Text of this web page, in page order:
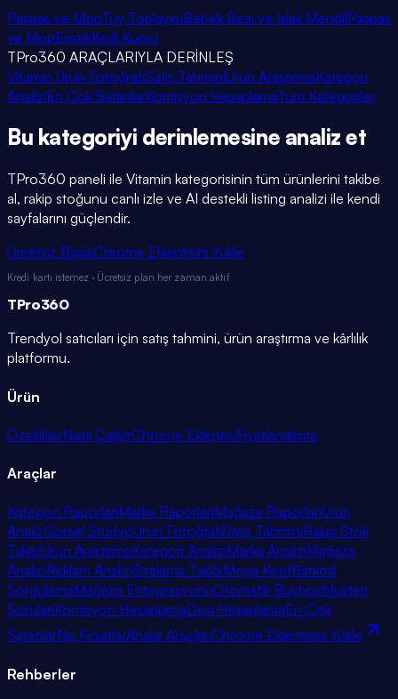
Paspas ve MopTüy ToplayıcıBebek Bezi ve Islak MendilPaspas
ve MopEmzikKedi Kumu
TPro360 ARAÇLARIYLA DERİNLEŞ
Vitamin Ürün FotoğrafıSatış TahminiÜrün AraştırmaKategori
AnaliziEn Çok SatanlarKomisyon HesaplamaTüm Kategoriler
Bu kategoriyi derinlemesine analiz et
TPro360 paneli ile Vitamin kategorisinin tüm ürünlerini takibe
al, rakip stoğunu canlı izle ve AI destekli listing analizi ile kendi
sayfalarını güçlendir.
Ücretsiz BaşlaChrome Eklentisini Yükle
Kredi kartı istemez · Ücretsiz plan her zaman aktif
TPro360
Trendyol satıcıları için satış tahmini, ürün araştırma ve kârlılık
platformu.
Ürün
ÖzelliklerNasıl ÇalışırChrome EklentisiFiyatlandırma
Araçlar
Kategori RaporlarıMarka RaporlarıMağaza RaporlarıÜrün
AnalizGörsel StüdyoÜrün FotoğrafıSatış TahminiRakip Stok
TakibiÜrün AraştırmaKategori AnaliziMarka AnaliziMağaza
AnaliziReklam AnaliziSıralama TakibiMega KeşifBarkod
SorgulamaMağaza EntegrasyonuOtomatik BuyboxMüşteri
SorularıKomisyon HesaplamaDesi HesaplamaEn Çok
SatanlarNiş FırsatlarAnaliz AraçlarıChrome Eklentisini Yükle
Rehberler